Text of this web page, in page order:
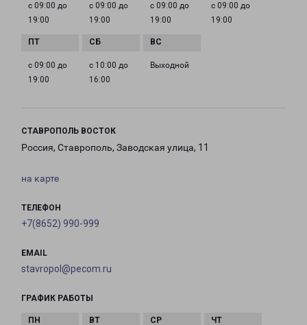
с 09:00 до
19:00
с 09:00 до
19:00
с 09:00 до
19:00
с 09:00 до
19:00
с 09:00 до
19:00
с 10:00 до
16:00
Выходной
СТАВРОПОЛЬ ВОСТОК
Россия, Ставрополь, Заводская улица, 11
на карте
ТЕЛЕФОН
+7(8652) 990-999
EMAIL
stavropol@pecom.ru
ГРАФИК РАБОТЫ